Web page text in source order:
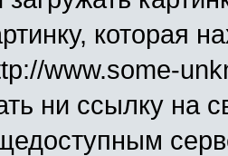
которая
www.some-
ни ссылку на